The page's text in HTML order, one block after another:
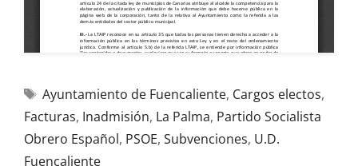
Ayuntamiento de Fuencaliente, Cargos electos,
Facturas, Inadmisión, La Palma, Partido Socialista
Obrero Español, PSOE, Subvenciones, U.D.
Fuencaliente